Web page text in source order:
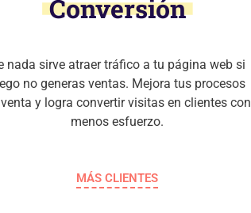
Conversión
nada sirve atraer tráfico a tu página web si
no generas ventas. Mejora tus procesos
y logra convertir visitas en clientes con
menos esfuerzo.
MÁS CLIENTES